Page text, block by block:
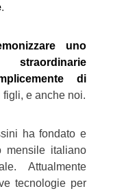
.
uno
di
figli, e anche noi.
ha fondato e
mensile italiano
Attualmente
tecnologie per